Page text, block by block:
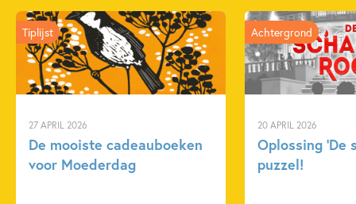
27 APRIL 2026
De mooiste cadeauboeken
voor Moederdag
Tiplijst
20 APRIL 2026
Oplossing ‘De
puzzel!
Achtergrond